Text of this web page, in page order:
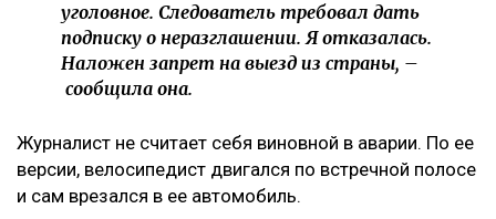
уголовное. Следователь требовал дать
подписку о неразглашении. Я отказалась.
Наложен запрет на выезд из страны, –
сообщила она.
Журналист не считает себя виновной в аварии. По ее
версии, велосипедист двигался по встречной полосе
и сам врезался в ее автомобиль.